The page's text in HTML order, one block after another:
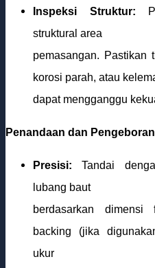
Inspeksi Struktur:
struktural area
pemasangan. Pastikan
korosi parah, atau
dapat mengganggu
Penandaan dan
Presisi: Tandai
lubang baut
berdasarkan
backing (jika
ukur